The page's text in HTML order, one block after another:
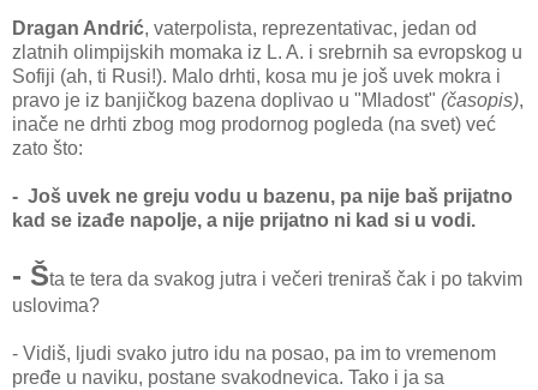
Dragan Andrić, vaterpolista, reprezentativac, jedan od
zlatnih olimpijskih momaka iz L. A. i srebrnih sa evropskog u
Sofiji (ah, ti Rusi!). Malo drhti, kosa mu je još uvek mokra i
pravo je iz banjičkog bazena doplivao u "Mladost" (časopis),
inače ne drhti zbog mog prodornog pogleda (na svet) već
zato što:
- Još uvek ne greju vodu u bazenu, pa nije baš prijatno
kad se izađe napolje, a nije prijatno ni kad si u vodi.
- Šta te tera da svakog jutra i večeri treniraš čak i po takvim
uslovima?
- Vidiš, ljudi svako jutro idu na posao, pa im to vremenom
pređe u naviku, postane svakodnevica. Tako i ja sa